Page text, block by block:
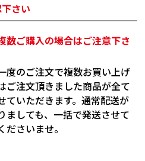
さい
数ご購入の場合はご注意下さ
度のご注文で複数お買い上げ
ご注文頂きました商品が全て
ていただきます。通常配送が
ましても、一括で発送させて
さいませ。